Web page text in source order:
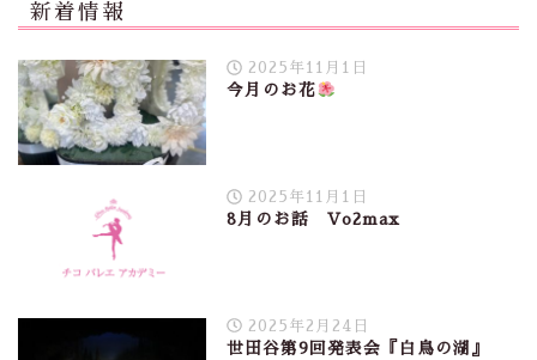
新着情報
2025年11月1日
今月のお花
2025年11月1日
8月のお話 Vo2max
2025年2月24日
世田谷第9回発表会『白鳥の湖』